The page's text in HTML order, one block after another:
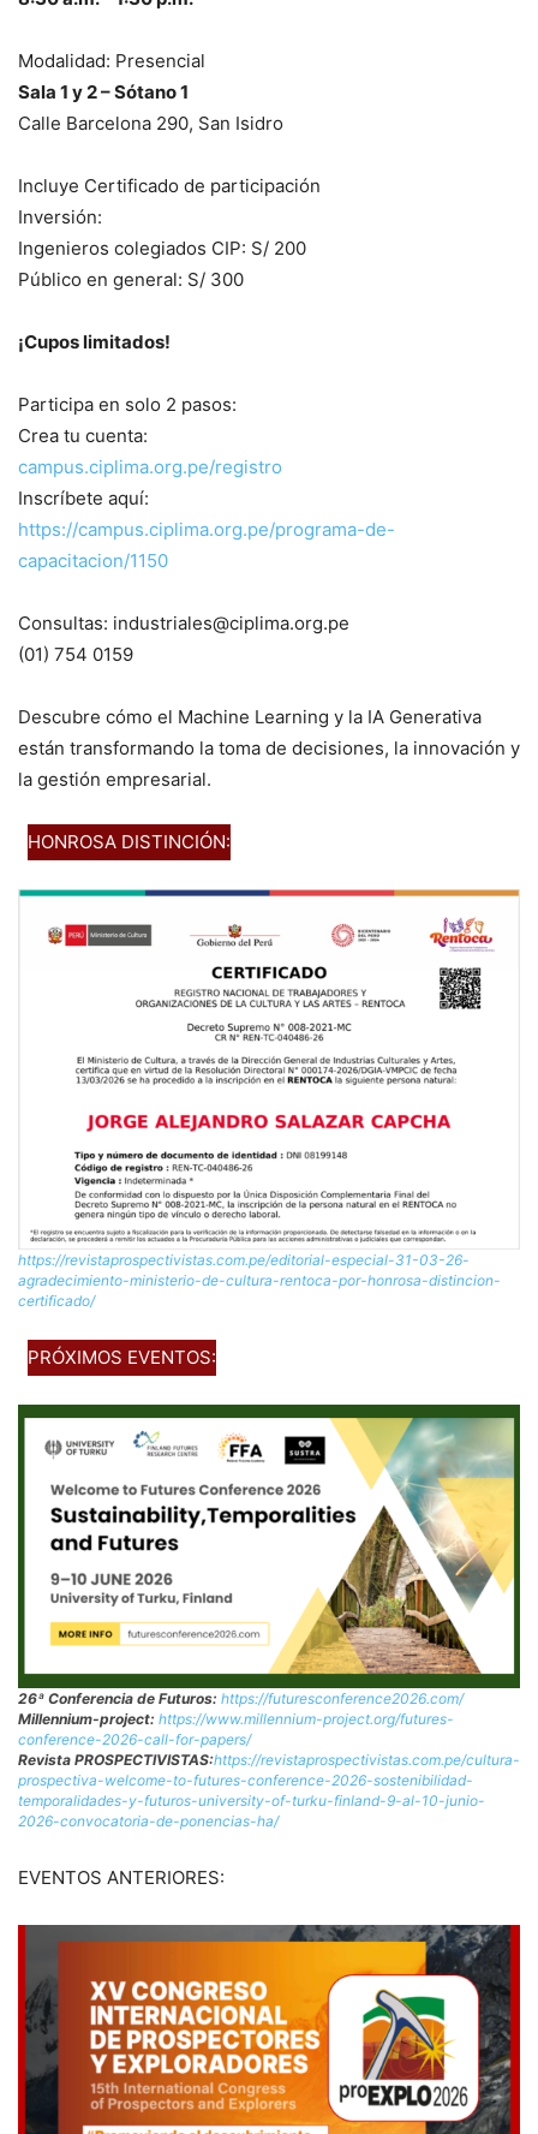
Modalidad: Presencial
Sala 1 y 2 – Sótano 1
Calle Barcelona 290, San Isidro
Incluye Certificado de participación
Inversión:
Ingenieros colegiados CIP: S/ 200
Público en general: S/ 300
¡Cupos limitados!
Participa en solo 2 pasos:
Crea tu cuenta:
campus.ciplima.org.pe/registro
Inscríbete aquí:
https://campus.ciplima.org.pe/programa-de-
capacitacion/1150
Consultas: industriales@ciplima.org.pe
(01) 754 0159
Descubre cómo el Machine Learning y la IA Generativa
están transformando la toma de decisiones, la innovación y
la gestión empresarial.
HONROSA DISTINCIÓN:
https://revistaprospectivistas.com.pe/editorial-especial-31-03-26-
agradecimiento-ministerio-de-cultura-rentoca-por-honrosa-distincion-
certificado/
PRÓXIMOS EVENTOS:
26ª Conferencia de Futuros: https://futuresconference2026.com/
Millennium-project: https://www.millennium-project.org/futures-
conference-2026-call-for-papers/
Revista PROSPECTIVISTAS:https://revistaprospectivistas.com.pe/cultura-
prospectiva-welcome-to-futures-conference-2026-sostenibilidad-
temporalidades-y-futuros-university-of-turku-finland-9-al-10-junio-
2026-convocatoria-de-ponencias-ha/
EVENTOS ANTERIORES: